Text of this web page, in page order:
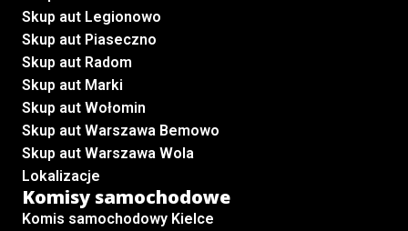
Skup aut Legionowo
Skup aut Piaseczno
Skup aut Radom
Skup aut Marki
Skup aut Wołomin
Skup aut Warszawa Bemowo
Skup aut Warszawa Wola
Lokalizacje
Komisy samochodowe
Komis samochodowy Kielce